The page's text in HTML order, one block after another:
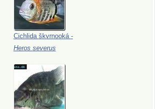
Cichlida škvrnooká -
Heros severus